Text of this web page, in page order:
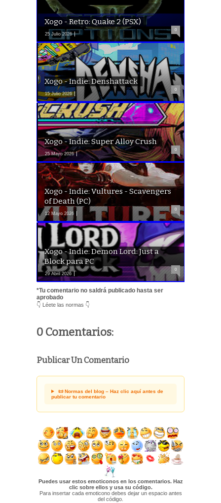
Xogo - Retro: Quake 2 (PSX)
25 Julio 2026
0
Xogo - Indie: Denshattack
15 Julio 2026
0
Xogo - Indie: Super Alloy Crush
25 Mayo 2026
0
Xogo - Indie: Vultures - Scavengers
of Death (PC)
12 Mayo 2026
0
Xogo - Indie: Demon Lord: Just a
Block para PC
29 Abril 2026
0
*Tu comentario no saldrá publicado hasta ser
aprobado
👇 Léete las normas 👇
0 Comentarios:
Publicar Un Comentario
📜 Normas del blog – Haz clic aquí antes de
publicar tu comentario
Puedes usar estos emoticonos en los comentarios. Haz
clic sobre ellos y usa su código.
Para insertar cada emoticono debes dejar un espacio antes
del código.